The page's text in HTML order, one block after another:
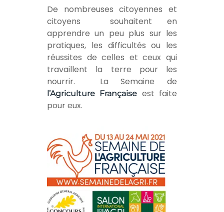
De nombreuses citoyennes et
citoyens souhaitent en
apprendre un peu plus sur les
pratiques, les difficultés ou les
réussites de celles et ceux qui
travaillent la terre pour les
nourrir. La Semaine de
l’Agriculture Française est faite
pour eux.